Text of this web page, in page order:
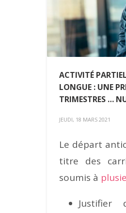
ACTIVITÉ
LONGUE : UNE
TRIMESTRES …
JEUDI, 18 MARS 2021
Le départ
titre des
soumis à
Justifier